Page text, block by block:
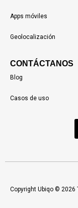
Apps móviles
Geolocalización
CONTÁCTANOS
Blog
Casos de uso
Copyright Ubiqo ©